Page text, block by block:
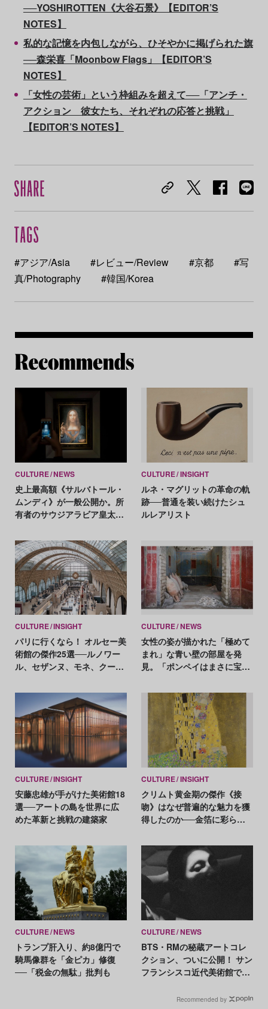
──YOSHIROTTEN《大谷石景》【EDITOR’S
NOTES】
私的な記憶を内包しながら、ひそやかに掲げられた旗
──森栄喜「Moonbow Flags」【EDITOR’S
NOTES】
「女性の芸術」という枠組みを超えて──「アンチ・
アクション 彼女たち、それぞれの応答と挑戦」
【EDITOR’S NOTES】
#アジア/Asia #レビュー/Review #京都
#写
真/Photography
#韓国/Korea
CULTURE NEWS
史上最高額《サルバトール・
ムンディ》が一般公開か。所
有者のサウジアラビア皇太子
CULTURE INSIGHT
ルネ・マグリットの革命の軌
跡──普通を装い続けたシュ
ルレアリスト
CULTURE INSIGHT
パリに行くなら！ オルセー美
術館の傑作25選──ルノワー
ル、セザンヌ、モネ、クール
ッキ見！
CULTURE NEWS
女性の姿が描かれた「極めて
まれ」な青い壁の部屋を発
見。「ポンペイはまさに宝
CULTURE INSIGHT
安藤忠雄が手がけた美術館18
選──アートの島を世界に広
めた革新と挑戦の建築家
CULTURE INSIGHT
クリムト黄金期の傑作《接
吻》はなぜ普遍的な魅力を獲
得したのか──金箔に彩られ
CULTURE NEWS
トランプ肝入り、約8億円で
騎馬像群を「金ピカ」修復
──「税金の無駄」批判も
CULTURE NEWS
BTS・RMの秘蔵アートコレ
クション、ついに公開！ サン
フランシスコ近代美術館での
Recommended by